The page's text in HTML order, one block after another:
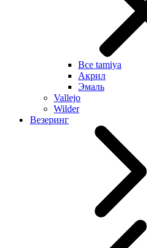
Все tamiya
Акрил
Эмаль
Vallejo
Wilder
Везеринг